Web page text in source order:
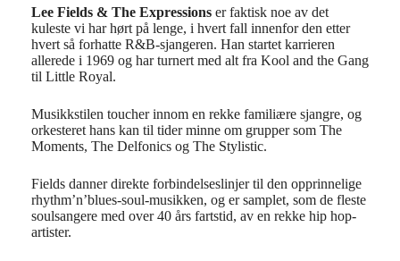
Lee Fields & The Expressions er faktisk noe av det
kuleste vi har hørt på lenge, i hvert fall innenfor den etter
hvert så forhatte R&B-sjangeren. Han startet karrieren
allerede i 1969 og har turnert med alt fra Kool and the Gang
til Little Royal.
Musikkstilen toucher innom en rekke familiære sjangre, og
orkesteret hans kan til tider minne om grupper som The
Moments, The Delfonics og The Stylistic.
Fields danner direkte forbindelseslinjer til den opprinnelige
rhythm’n’blues-soul-musikken, og er samplet, som de fleste
soulsangere med over 40 års fartstid, av en rekke hip hop-
artister.